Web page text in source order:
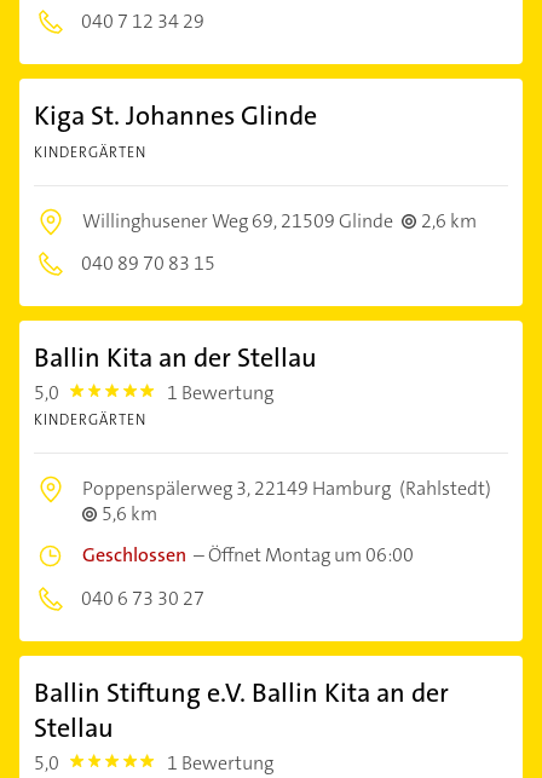
040 7 12 34 29
Kiga St. Johannes Glinde
KINDERGÄRTEN
Willinghusener Weg 69,21509 Glinde
2,6 km
040 89 70 83 15
Ballin Kita an der Stellau
5,0 5.0 1 Bewertung
KINDERGÄRTEN
Poppenspälerweg 3,22149 Hamburg (Rahlstedt)
5,6 km
Geschlossen –Öffnet Montag um 06:00
040 6 73 30 27
Ballin Stiftung e.V. Ballin Kita an der
Stellau
5,0 5.0 1 Bewertung